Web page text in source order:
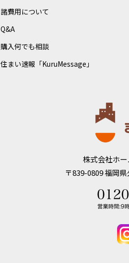
諸費用について
Q&A
購入何でも相談
住まい速報「KuruMessage」
株式会社ホ
〒839-0809福岡県